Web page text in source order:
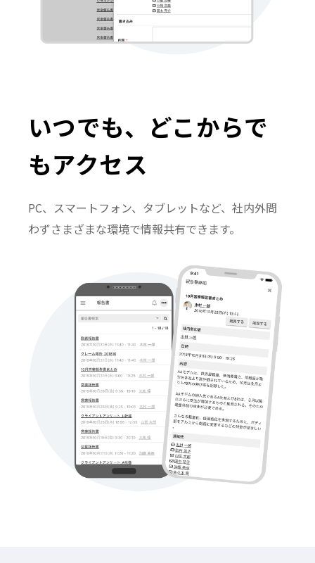
いつでも、どこからで
もアクセス
PC、スマートフォン、タブレットなど、社内外問
わずさまざまな環境で情報共有できます。